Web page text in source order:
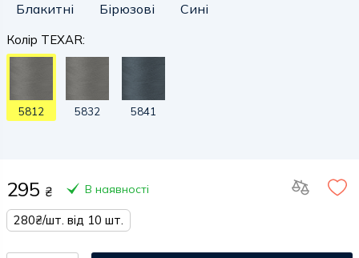
Блакитні
Бірюзові Сині
Колір TEXAR:
5812 5832 5841
295 ₴ В наявності
280₴/шт. від 10 шт.